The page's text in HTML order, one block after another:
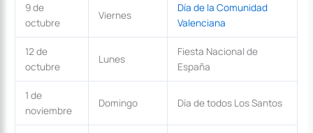
9 de
octubre
Viernes
Día de la Comunidad
Valenciana
12 de
octubre
Lunes
Fiesta Nacional de
España
1 de
noviembre
Domingo Día de todos Los Santos